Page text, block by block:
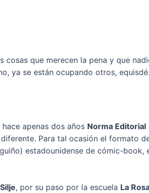
que merecen la pena y que
ya se están ocupando otros, equisdé.
apenas dos años Norma Editorial
diferente. Para tal ocasión el formato
estadounidense de cómic-book,
Silje, por su paso por la escuela La